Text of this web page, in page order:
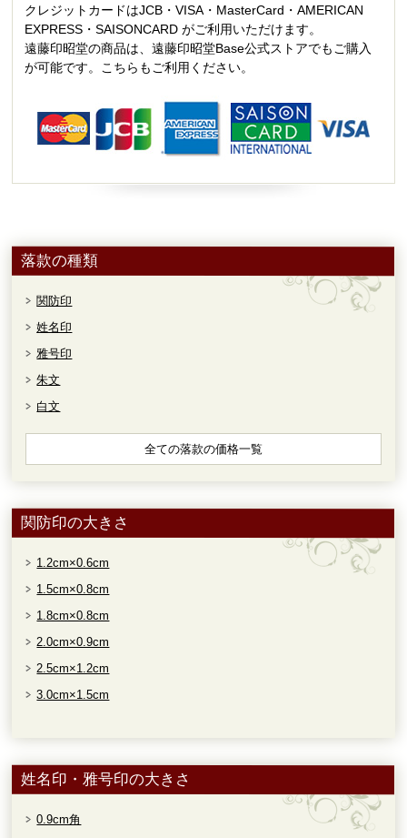
クレジットカードはJCB・VISA・MasterCard・AMERICAN
EXPRESS・SAISONCARD がご利用いただけます。
遠藤印昭堂の商品は、遠藤印昭堂Base公式ストアでもご購入
が可能です。こちらもご利用ください。
落款の種類
関防印
姓名印
雅号印
朱文
白文
全ての落款の価格一覧
関防印の大きさ
1.2cm×0.6cm
1.5cm×0.8cm
1.8cm×0.8cm
2.0cm×0.9cm
2.5cm×1.2cm
3.0cm×1.5cm
姓名印・雅号印の大きさ
0.9cm角